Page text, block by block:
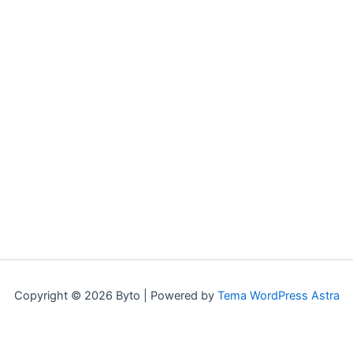
Copyright © 2026 Byto | Powered by Tema WordPress Astra